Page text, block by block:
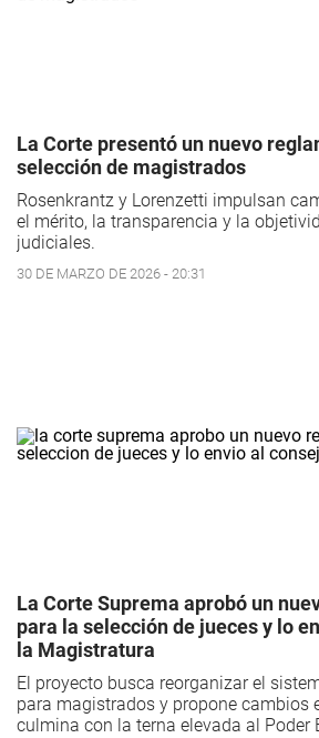
La Corte presentó un nuevo
selección de magistrados
Rosenkrantz y Lorenzetti impulsan
el mérito, la transparencia y la
judiciales.
30 DE MARZO DE 2026 - 20:31
La Corte Suprema aprobó un
para la selección de jueces y lo
la Magistratura
El proyecto busca reorganizar el
para magistrados y propone cambios
culmina con la terna elevada al Poder